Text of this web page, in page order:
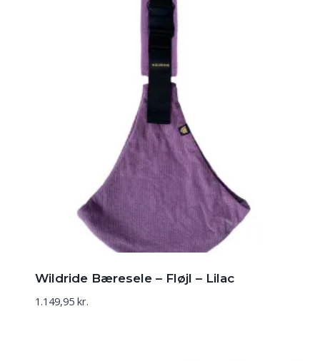
Wildride Bæresele – Fløjl – Lilac
1.149,95 kr.